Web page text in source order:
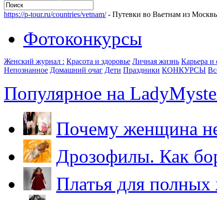
https://p-tour.ru/countries/vetnam/- Путевки во Вьетнам из
Фотоконкурсы
Женский журнал : Красота и здоровье Личная жизнь Карьера
Непознанное Домашний очаг Дети Праздники КОНКУРСЫ
Популярное на
Почему женщина
Дрозофилы. Как
Платья для